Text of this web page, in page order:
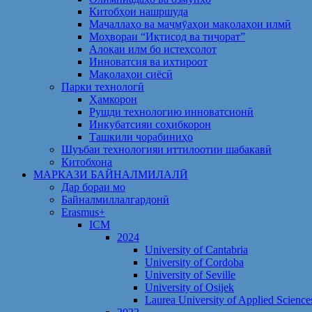
Китобҳои нашршуда
Маҷаллаҳо ва маҷмӯаҳои мақолаҳои илмӣ
Моҳвораи “Иқтисод ва тиҷорат”
Алоқаи илм бо истеҳсолот
Инноватсия ва ихтироот
Мақолаҳои сиёсӣ
Парки технологӣ
Ҳамкорон
Рушди технологию инноватсионӣ
Инкубатсияи соҳибкорон
Ташкили чорабиниҳо
Шуъбаи технологияи иттилоотии шабакавӣ
Китобхона
МАРКАЗИ БАЙНАЛМИЛАЛӢ
Дар бораи мо
Байналмиллалгардонӣ
Erasmus+
ICM
2024
University of Cantabria
University of Cordoba
University of Seville
University of Osijek
Laurea University of Applied